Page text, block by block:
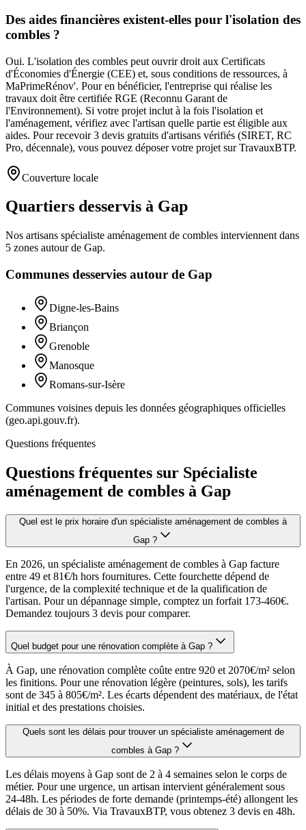
Des aides financières existent-elles pour l'isolation des
combles ?
Oui. L'isolation des combles peut ouvrir droit aux Certificats
d'Économies d'Énergie (CEE) et, sous conditions de ressources, à
MaPrimeRénov'. Pour en bénéficier, l'entreprise qui réalise les
travaux doit être certifiée RGE (Reconnu Garant de
l'Environnement). Si votre projet inclut à la fois l'isolation et
l'aménagement, vérifiez avec l'artisan quelle partie est éligible aux
aides. Pour recevoir 3 devis gratuits d'artisans vérifiés (SIRET, RC
Pro, décennale), vous pouvez déposer votre projet sur TravauxBTP.
Couverture locale
Quartiers desservis à Gap
Nos artisans spécialiste aménagement de combles interviennent dans
5 zones autour de Gap.
Communes desservies autour de Gap
Digne-les-Bains
Briançon
Grenoble
Manosque
Romans-sur-Isère
Communes voisines depuis les données géographiques officielles
(geo.api.gouv.fr).
Questions fréquentes
Questions fréquentes sur Spécialiste
aménagement de combles à Gap
Quel est le prix horaire d'un spécialiste aménagement de combles à
Gap ?
En 2026, un spécialiste aménagement de combles à Gap facture
entre 49 et 81€/h hors fournitures. Cette fourchette dépend de
l'urgence, de la complexité technique et de la qualification de
l'artisan. Pour un dépannage simple, comptez un forfait 173-460€.
Demandez toujours 3 devis pour comparer.
Quel budget pour une rénovation complète à Gap ?
À Gap, une rénovation complète coûte entre 920 et 2070€/m² selon
les finitions. Pour une rénovation légère (peintures, sols), les tarifs
sont de 345 à 805€/m². Les écarts dépendent des matériaux, de l'état
initial et des prestations choisies.
Quels sont les délais pour trouver un spécialiste aménagement de
combles à Gap ?
Les délais moyens à Gap sont de 2 à 4 semaines selon le corps de
métier. Pour une urgence, un artisan intervient généralement sous
24-48h. Les périodes de forte demande (printemps-été) allongent les
délais de 30 à 50%. Via TravauxBTP, vous obtenez 3 devis en 48h.